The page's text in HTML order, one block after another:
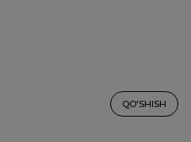
QO'SHISH